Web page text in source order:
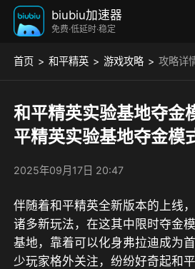
biubiu加速器
免费·低延时·稳定
首页 和平精英 游戏攻略 攻略详
和平精英实验基地夺金
平精英实验基地夺金模
2025年09月17日 20:47
伴随着和平精英全新版本的上线
诸多新玩法，在这其中限时夺金
基地，靠着可以化身弗拉迪成为
少玩家格外关注，纷纷好奇起和